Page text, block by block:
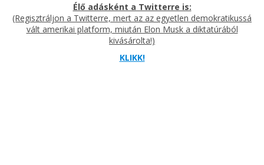
Élő adásként a Twitterre is:
(Regisztráljon a Twitterre, mert az az egyetlen demokratikussá
vált amerikai platform, miután Elon Musk a diktatúrából
kivásárolta!)
KLIKK!